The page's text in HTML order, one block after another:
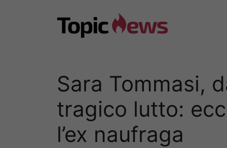
Sara Tommasi,
tragico lutto:
l’ex naufraga